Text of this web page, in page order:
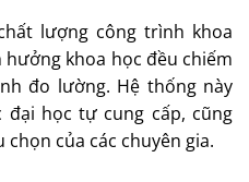
lượng công trình khoa
khoa học đều chiếm
đo lường. Hệ thống này
đại học tự cung cấp, cũng
của các chuyên gia.